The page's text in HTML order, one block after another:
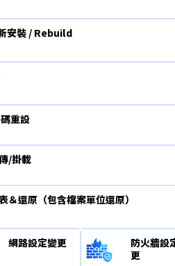
安裝 / Rebuild
重設
/掛載
＆還原（包含檔案單位還原）
網路設定變更
防火牆設
更